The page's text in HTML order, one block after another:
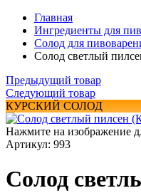
Главная
Ингредиенты для
Солод для
Солод светлый
Предыдущий товар
Следующий товар
КУРСКИЙ СОЛОД
Нажмите на изображение
Артикул: 993
Солод